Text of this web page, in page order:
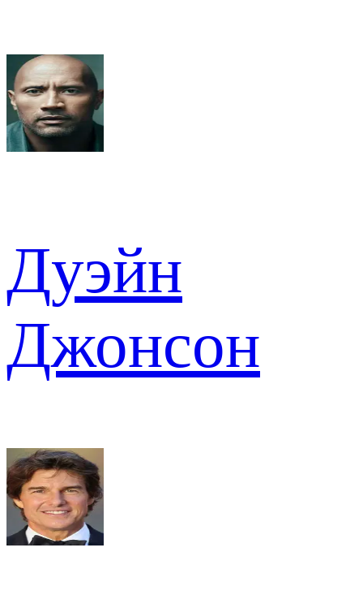
Дуэйн
Джонсон